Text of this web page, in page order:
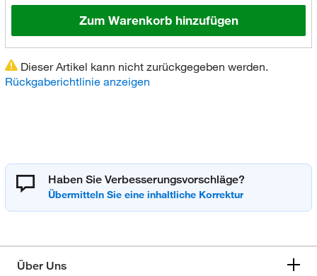
Zum Warenkorb hinzufügen
Dieser Artikel kann nicht zurückgegeben werden.
Rückgaberichtlinie anzeigen
Haben Sie Verbesserungsvorschläge?
Über Uns